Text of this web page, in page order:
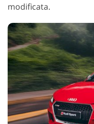
modificata.